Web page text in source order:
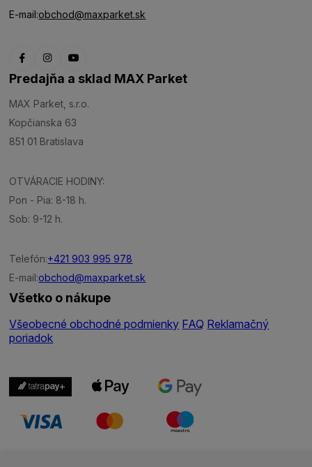
E-mail:obchod@maxparket.sk
Predajňa a sklad MAX Parket
MAX Parket, s.r.o.
Kopčianska 63
851 01 Bratislava
OTVÁRACIE HODINY:
Pon - Pia: 8-18 h.
Sob: 9-12 h.
Telefón:+421 903 995 978
E-mail:obchod@maxparket.sk
Všetko o nákupe
Všeobecné obchodné podmienky FAQ Reklamačný
poriadok